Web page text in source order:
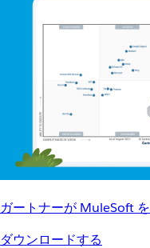
ガートナーが MuleSoft
ダウンロードする